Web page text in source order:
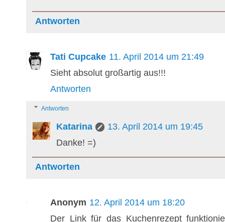
Antworten
Tati Cupcake 11. April 2014 um 21:49
Sieht absolut großartig aus!!!
Antworten
Antworten
Katarina
13. April 2014 um 19:45
Danke! =)
Antworten
Anonym 12. April 2014 um 18:20
Der Link für das Kuchenrezept